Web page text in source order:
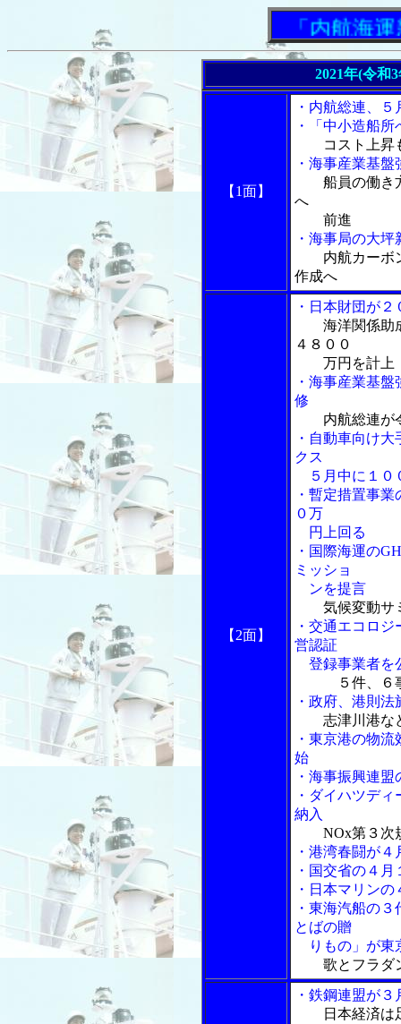
「内航海運新
2021年(令和
【1面】
・内航総連、
・「中小造船
コスト上昇
・海事産業基
船員の働き
へ
前進
・海事局の大
内航カーボ
作成へ
【2面】
・日本財団が
海洋関係助
４８００
万円を計上
・海事産業基
修
内航総連が
・自動車向け
クス
５月中に１０
・暫定措置事
０万
円上回る
・国際海運の
ミッショ
ンを提言
気候変動サ
・交通エコロ
営認証
登録事業者を
５件、６
・政府、港則
志津川港な
・東京港の物
始
・海事振興連
・ダイハツデ
納入
NOx第３次
・港湾春闘が
・国交省の４
・日本マリン
・東海汽船の
とばの贈
りもの」が東
歌とフラダ
・鉄鋼連盟が
日本経済は